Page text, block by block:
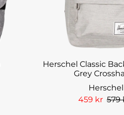
Herschel Classic
Grey
Herschel
459 kr 579